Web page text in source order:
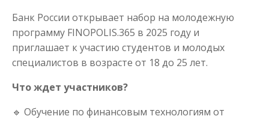
Банк России открывает набор на молодежную
программу FINOPOLIS.365 в 2025 году и
приглашает к участию студентов и молодых
специалистов в возрасте от 18 до 25 лет.
Что ждет участников?
🔹 Обучение по финансовым технологиям от